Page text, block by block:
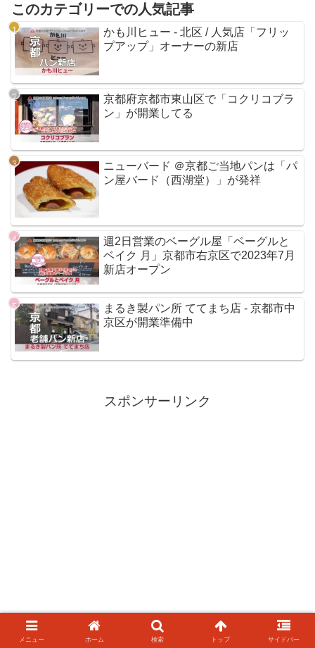
このカテゴリーでの人気記事
かも川ヒュー - 北区 / 人気店「フリッ
プアップ」オーナーの新店
京都府京都市東山区で「コクリコブラ
ン」が開業してる
ニューバード ＠京都ご当地パンは「パ
ン屋バード（西湖堂）」が発祥
週2日営業のベーグル屋「ベーグルと
ベイク 月」京都市右京区で2023年7月
新店オープン
まるき製パン所 ててまち店 - 京都市中
京区が開業準備中
スポンサーリンク
メニュー ホーム 検索 トップ サイドバー